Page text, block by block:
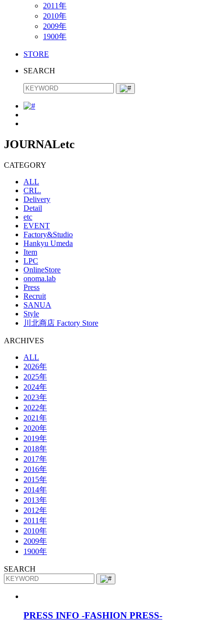
2011年
2010年
2009年
1900年
STORE
SEARCH
JOURNALetc
CATEGORY
ALL
CRL.
Delivery
Detail
etc
EVENT
Factory&Studio
Hankyu Umeda
Item
LPC
OnlineStore
onoma.lab
Press
Recruit
SANUA
Style
川北商店 Factory Store
ARCHIVES
ALL
2026年
2025年
2024年
2023年
2022年
2021年
2020年
2019年
2018年
2017年
2016年
2015年
2014年
2013年
2012年
2011年
2010年
2009年
1900年
SEARCH
PRESS INFO -FASHION PRESS-